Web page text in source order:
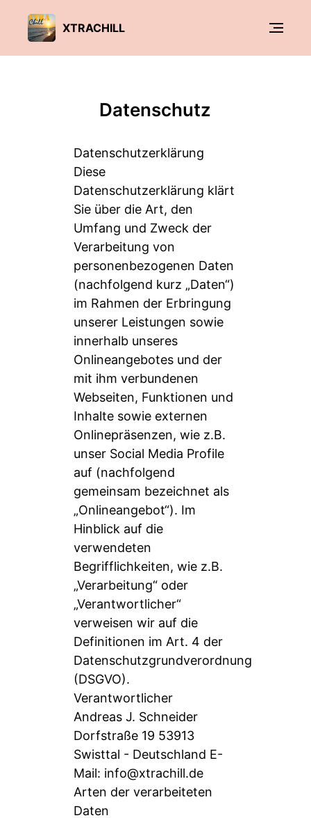
XTRACHILL
Datenschutz
Datenschutzerklärung
Diese
Datenschutzerklärung klärt
Sie über die Art, den
Umfang und Zweck der
Verarbeitung von
personenbezogenen Daten
(nachfolgend kurz „Daten“)
im Rahmen der Erbringung
unserer Leistungen sowie
innerhalb unseres
Onlineangebotes und der
mit ihm verbundenen
Webseiten, Funktionen und
Inhalte sowie externen
Onlinepräsenzen, wie z.B.
unser Social Media Profile
auf (nachfolgend
gemeinsam bezeichnet als
„Onlineangebot“). Im
Hinblick auf die
verwendeten
Begrifflichkeiten, wie z.B.
„Verarbeitung“ oder
„Verantwortlicher“
verweisen wir auf die
Definitionen im Art. 4 der
Datenschutzgrundverordnung
(DSGVO).
Verantwortlicher
Andreas J. Schneider
Dorfstraße 19 53913
Swisttal - Deutschland E-
Mail: info@xtrachill.de
Arten der verarbeiteten
Daten